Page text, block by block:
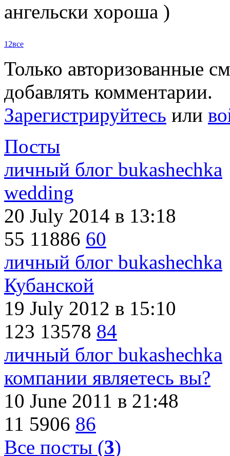
ангельски хороша )
12все
Только авторизованные
добавлять комментарии.
Зарегистрируйтесь или
Посты
личный блог bukashechka
wedding
20 July 2014 в 13:18
55 11886 60
личный блог bukashechka
Кубанской
19 July 2012 в 15:10
123 13578 84
личный блог bukashechka
компании являетесь вы?
10 June 2011 в 21:48
11 5906 86
Все посты (3)